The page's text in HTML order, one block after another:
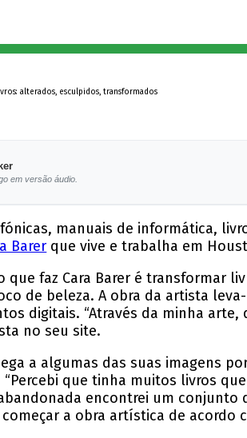
em versão áudio.
manuais de informática,
Barer que vive e trabalha em
que faz Cara Barer é transformar
de beleza. A obra da artista
digitais. “Através da minha
no seu site.
a algumas das suas imagens
que tinha muitos livros
encontrei um
a obra artística de acordo